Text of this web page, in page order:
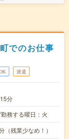
でのお仕事
派遣
分
務する曜日：火
残業少なめ！）